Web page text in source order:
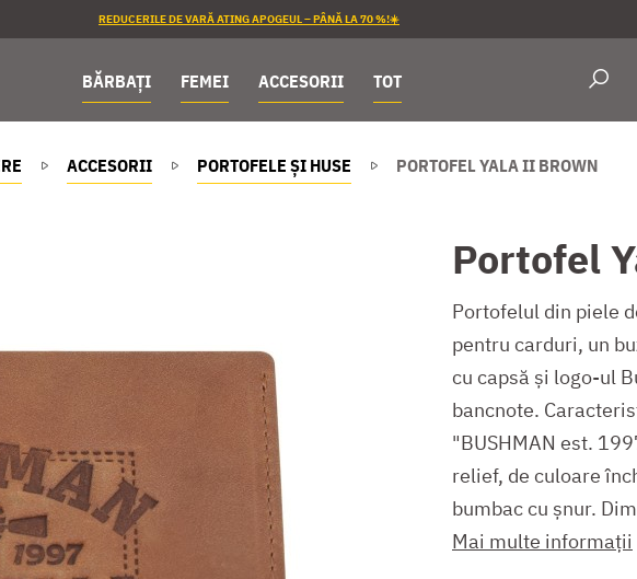
REDUCERILE DE VARĂ ATING APOGEUL – PÂNĂ LA 70 %!☀️
BĂRBAȚI FEMEI ACCESORII TOT
ACCESORII PORTOFELE ȘI HUSE PORTOFEL YALA II BROWN
Portofel
Portofelul din piele
pentru carduri, un
cu capsă și logo-ul
bancnote.
"BUSHMAN est.
relief, de culoare
bumbac cu șnur.
Mai multe informații